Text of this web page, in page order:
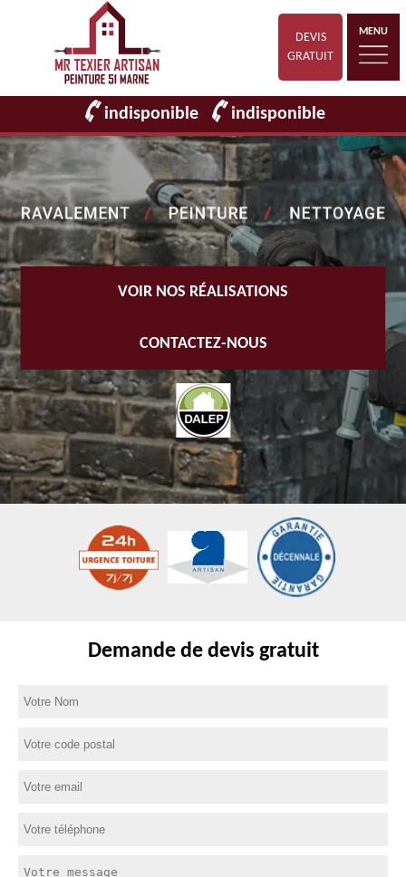
DEVIS
GRATUIT
MENU
indisponible indisponible
VOIR NOS RÉALISATIONS
CONTACTEZ-NOUS
Demande de devis gratuit